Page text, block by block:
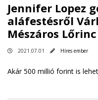
Jennifer Lopez
aláfestésről
Mészáros
2021.07.01 Híres ember
Akár 500 millió forint is